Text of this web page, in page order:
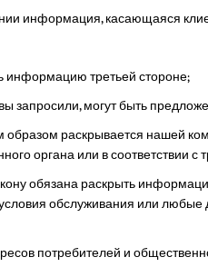
информация, касающаяся
информацию третьей стороне;
запросили, могут быть
раскрывается нашей
органа или в соответствии с
обязана раскрыть
обслуживания или любые
потребителей и